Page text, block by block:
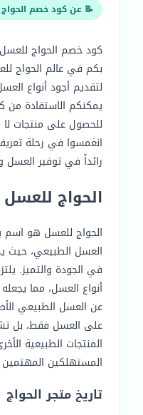
📝 عن كود خصم الحواج
كود خصم الحواج للعسل 2026 هو (
بكم في عالم الحواج
لتقديم أجود أنواع
للحصول على منتجات لا
انغمسوا في رحلة
رائداً في توفير العسل
الحواج للعسل
الحواج للعسل هو اسم
العسل الطبيعي، حيث
في الجودة والتميز.
أنواع العسل، مما
عن العسل الطبيعي
على العسل فقط، بل
المنتجات الطبيعية
المستهلكين المهتمين
تاريخ متجر الحواج